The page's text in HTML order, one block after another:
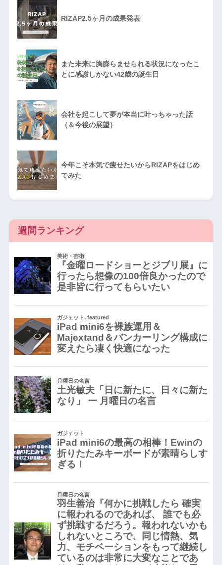
RIZAP2.5ヶ月の成果発表
また未来に胸膨らませられる状況になったこ
とに感謝しかない42歳の誕生日
会社を起こして夢が本当に叶っちゃった話
（＆今後の展望）
今年こそ本気で痩せたいからRIZAPをはじめ
てみた
週間ランキング